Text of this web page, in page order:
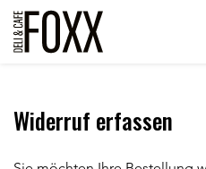
Widerruf erfassen